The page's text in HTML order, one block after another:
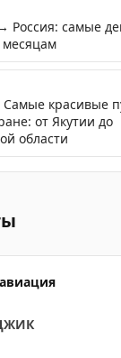
Россия: самые
Самые красивые
от Якутии до
области